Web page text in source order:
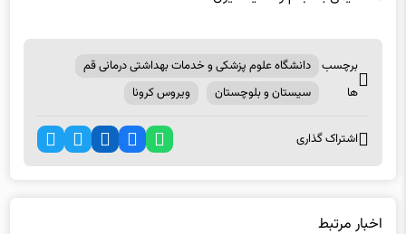
برچسب
ها
دانشگاه علوم پزشکی و خدمات بهداشتی درمانی قم
سیستان و بلوچستان
ویروس کرونا
اشتراک گذاری
اخبار مرتبط